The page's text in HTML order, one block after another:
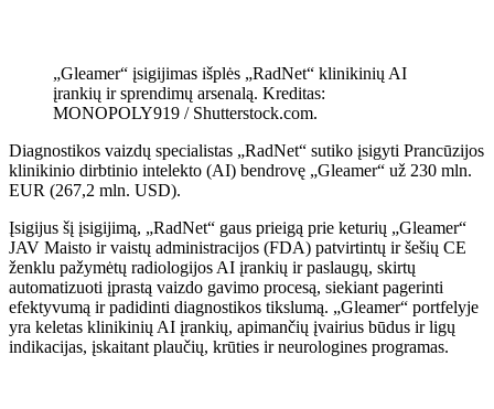
„Gleamer“ įsigijimas išplės „RadNet“ klinikinių AI
įrankių ir sprendimų arsenalą. Kreditas:
MONOPOLY919 / Shutterstock.com.
Diagnostikos vaizdų specialistas „RadNet“ sutiko įsigyti Prancūzijos
klinikinio dirbtinio intelekto (AI) bendrovę „Gleamer“ už 230 mln.
EUR (267,2 mln. USD).
Įsigijus šį įsigijimą, „RadNet“ gaus prieigą prie keturių „Gleamer“
JAV Maisto ir vaistų administracijos (FDA) patvirtintų ir šešių CE
ženklu pažymėtų radiologijos AI įrankių ir paslaugų, skirtų
automatizuoti įprastą vaizdo gavimo procesą, siekiant pagerinti
efektyvumą ir padidinti diagnostikos tikslumą. „Gleamer“ portfelyje
yra keletas klinikinių AI įrankių, apimančių įvairius būdus ir ligų
indikacijas, įskaitant plaučių, krūties ir neurologines programas.